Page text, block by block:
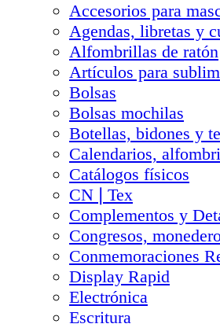
Accesorios para
Agendas, libretas y
Alfombrillas de ratón
Artículos para
Bolsas
Bolsas mochilas
Botellas, bidones y
Calendarios,
Catálogos físicos
CN❘Tex
Complementos y
Congresos,
Conmemoraciones
Display Rapid
Electrónica
Escritura